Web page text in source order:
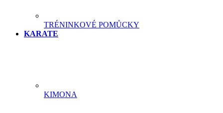
TRÉNINKOVÉ POMŮCKY
KARATE
KIMONA